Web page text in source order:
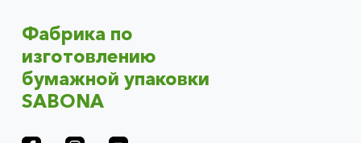
Фабрика по
изготовлению
бумажной упаковки
SABONA